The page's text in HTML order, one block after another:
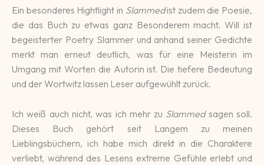
Ein besonderes Hightlight in Slammedist zudem die Poesie,
die das Buch zu etwas ganz Besonderem macht. Will ist
begeisterter Poetry Slammer und anhand seiner Gedichte
merkt man erneut deutlich, was für eine Meisterin im
Umgang mit Worten die Autorin ist. Die tiefere Bedeutung
und der Wortwitz lassen Leser aufgewühlt zurück.
Ich weiß auch nicht, was ich mehr zu Slammedsagen soll.
Dieses Buch gehört seit Langem zu meinen
Lieblingsbüchern, ich habe mich direkt in die Charaktere
verliebt, während des Lesens extreme Gefühle erlebt und